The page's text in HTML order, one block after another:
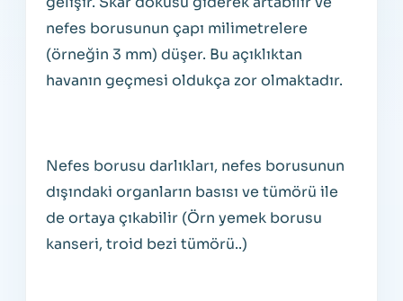
nefes borusunun çapı milimetrelere
(örneğin 3 mm) düşer. Bu açıklıktan
havanın geçmesi oldukça zor olmaktadır.
Nefes borusu darlıkları, nefes borusunun
dışındaki organların basısı ve tümörü ile
de ortaya çıkabilir (Örn yemek borusu
kanseri, troid bezi tümörü..)